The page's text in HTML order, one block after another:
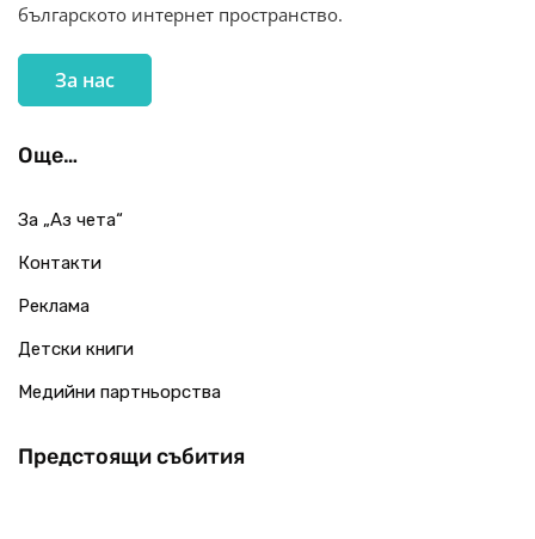
българското интернет пространство.
За нас
Още…
За „Аз чета“
Контакти
Реклама
Детски книги
Медийни партньорства
Предстоящи събития